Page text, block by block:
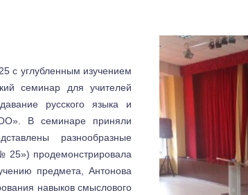
с углубленным изучением
семинар для учителей
русского языка и
В семинаре приняли
разнообразные
продемонстрировала
предмета, Антонова
навыков смыслового